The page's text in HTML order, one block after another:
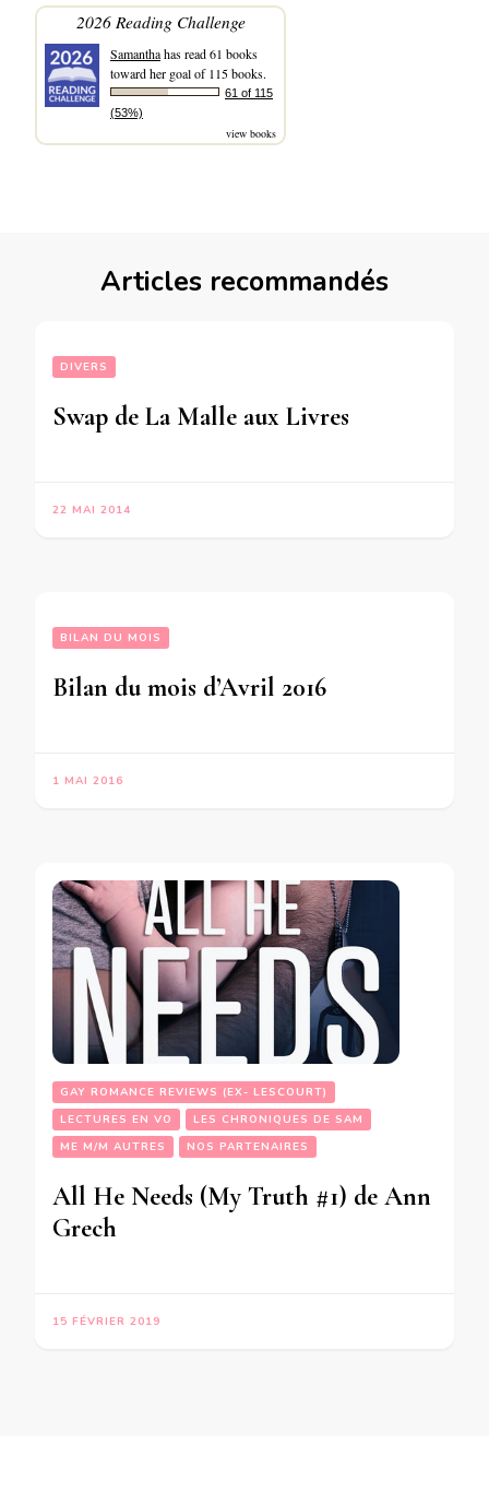
2026 Reading Challenge
Samanthahas read 61 books
toward her goal of 115 books.
61 of 115
(53%)
view books
Articles recommandés
DIVERS
Swap de La Malle aux Livres
22 MAI 2014
BILAN DU MOIS
Bilan du mois d’Avril 2016
1 MAI 2016
GAY ROMANCE REVIEWS (EX- LESCOURT)
LECTURES EN VO
LES CHRONIQUES DE SAM
ME M/M AUTRES
NOS PARTENAIRES
All He Needs (My Truth #1) de Ann
Grech
15 FÉVRIER 2019